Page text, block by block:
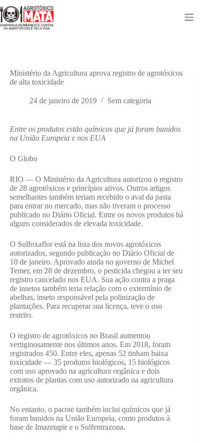
para
o
conteúdo
Ministério da Agricultura aprova registro de agrotóxicos
de alta toxicidade
24 de janeiro de 2019 Sem categoria
Entre os produtos estão químicos que já foram banidos
na União Europeia e nos EUA
O Globo
RIO — O Ministério da Agricultura autorizou o registro
de 28 agrotóxicos e princípios ativos. Outros artigos
semelhantes também teriam recebido o aval da pasta
para entrar no mercado, mas não tiveram o processo
publicado no Diário Oficial. Entre os novos produtos há
alguns considerados de elevada toxicidade.
O Sulfoxaflor está na lista dos novos agrotóxicos
autorizados, segundo publicação no Diário Oficial de
10 de janeiro. Aprovado ainda no governo de Michel
Temer, em 28 de dezembro, o pesticida chegou a ter seu
registro cancelado nos EUA. Sua ação contra a praga
de insetos também teria relação com o extermínio de
abelhas, inseto responsável pela polinização de
plantações. Para recuperar sua licença, teve o uso
restrito.
O registro de agrotóxicos no Brasil aumentou
vertiginosamente nos últimos anos. Em 2018, foram
registrados 450. Entre eles, apenas 52 tinham baixa
toxicidade — 35 produtos biológicos, 15 biológicos
com uso aprovado na agricultura orgânica e dois
extratos de plantas com uso autorizado na agricultura
orgânica.
No entanto, o pacote também inclui químicos que já
foram banidos na União Europeia, como produtos à
base de Imazetapir e o Sulfentrazona.